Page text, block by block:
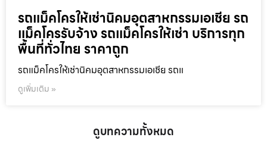
รถแม็คโครให้เช่านิคมอุตสาหกรรมเอเชีย รถ
แม็คโครรับจ้าง รถแม็คโครให้เช่า บริการทุก
พื้นที่ทั่วไทย ราคาถูก
รถแม็คโครให้เช่านิคมอุตสาหกรรมเอเชีย รถแ
ดูเพิ่มเติม »
ดูบทความทั้งหมด